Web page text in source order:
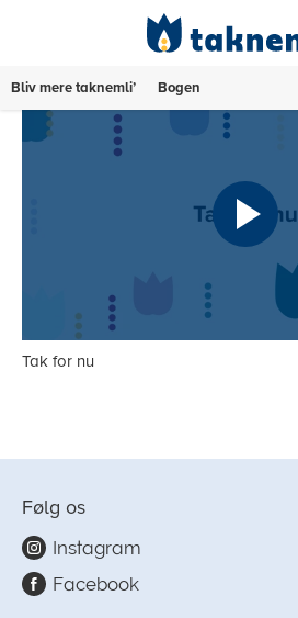
Bliv mere taknemli’ Bogen
Tak for nu
Følg os
Instagram
Facebook